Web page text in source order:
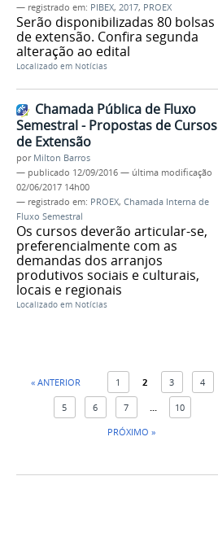
— registrado em: PIBEX, 2017, PROEX
Serão disponibilizadas 80 bolsas
de extensão. Confira segunda
alteração ao edital
Localizado em Notícias
Chamada Pública de Fluxo
Semestral - Propostas de Cursos
de Extensão
por Milton Barros
— publicado 12/09/2016 — última modificação
02/06/2017 14h00
— registrado em: PROEX, Chamada Interna de
Fluxo Semestral
Os cursos deverão articular-se,
preferencialmente com as
demandas dos arranjos
produtivos sociais e culturais,
locais e regionais
Localizado em Notícias
« ANTERIOR 1 2 3 4
5 6 7 ...
10
PRÓXIMO »